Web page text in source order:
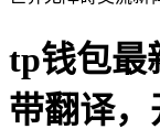
tp钱包最
带翻译